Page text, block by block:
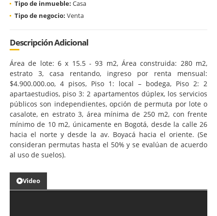
Tipo de inmueble: Casa
Tipo de negocio: Venta
Descripción Adicional
Área de lote: 6 x 15.5 - 93 m2, Área construida: 280 m2,
estrato 3, casa rentando, ingreso por renta mensual:
$4.900.000.oo, 4 pisos, Piso 1: local – bodega, Piso 2: 2
apartaestudios, piso 3: 2 apartamentos dúplex, los servicios
públicos son independientes, opción de permuta por lote o
casalote, en estrato 3, área mínima de 250 m2, con frente
mínimo de 10 m2, únicamente en Bogotá, desde la calle 26
hacia el norte y desde la av. Boyacá hacia el oriente. (Se
consideran permutas hasta el 50% y se evalúan de acuerdo
al uso de suelos).
Video